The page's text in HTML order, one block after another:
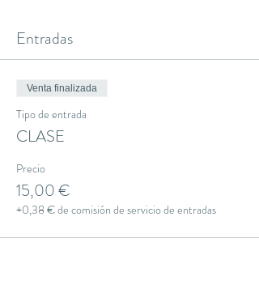
Entradas
Venta finalizada
Tipo de entrada
CLASE
Precio
15,00 €
+0,38 € de comisión de servicio de entradas